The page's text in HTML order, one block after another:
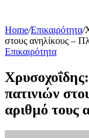
Home/Επικαιρότητα/
στους ανηλίκους –
Επικαιρότητα
πατινιών
αριθμό τους